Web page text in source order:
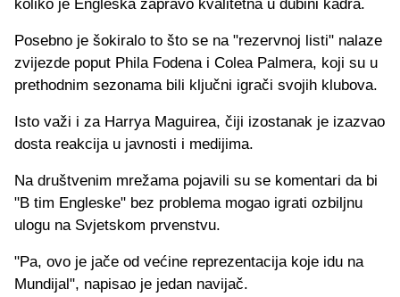
koliko je Engleska zapravo kvalitetna u dubini kadra.
Posebno je šokiralo to što se na "rezervnoj listi" nalaze
zvijezde poput Phila Fodena i Colea Palmera, koji su u
prethodnim sezonama bili ključni igrači svojih klubova.
Isto važi i za Harrya Maguirea, čiji izostanak je izazvao
dosta reakcija u javnosti i medijima.
Na društvenim mrežama pojavili su se komentari da bi
"B tim Engleske" bez problema mogao igrati ozbiljnu
ulogu na Svjetskom prvenstvu.
"Pa, ovo je jače od većine reprezentacija koje idu na
Mundijal", napisao je jedan navijač.